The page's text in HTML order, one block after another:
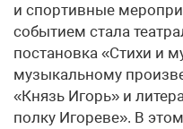
и спортивные
событием стала
постановка «Стихи и
музыкальному
«Князь Игорь» и
полку Игореве». В